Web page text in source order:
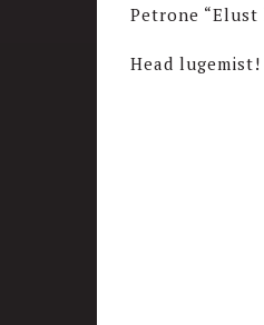
Petrone
Head lugemist!